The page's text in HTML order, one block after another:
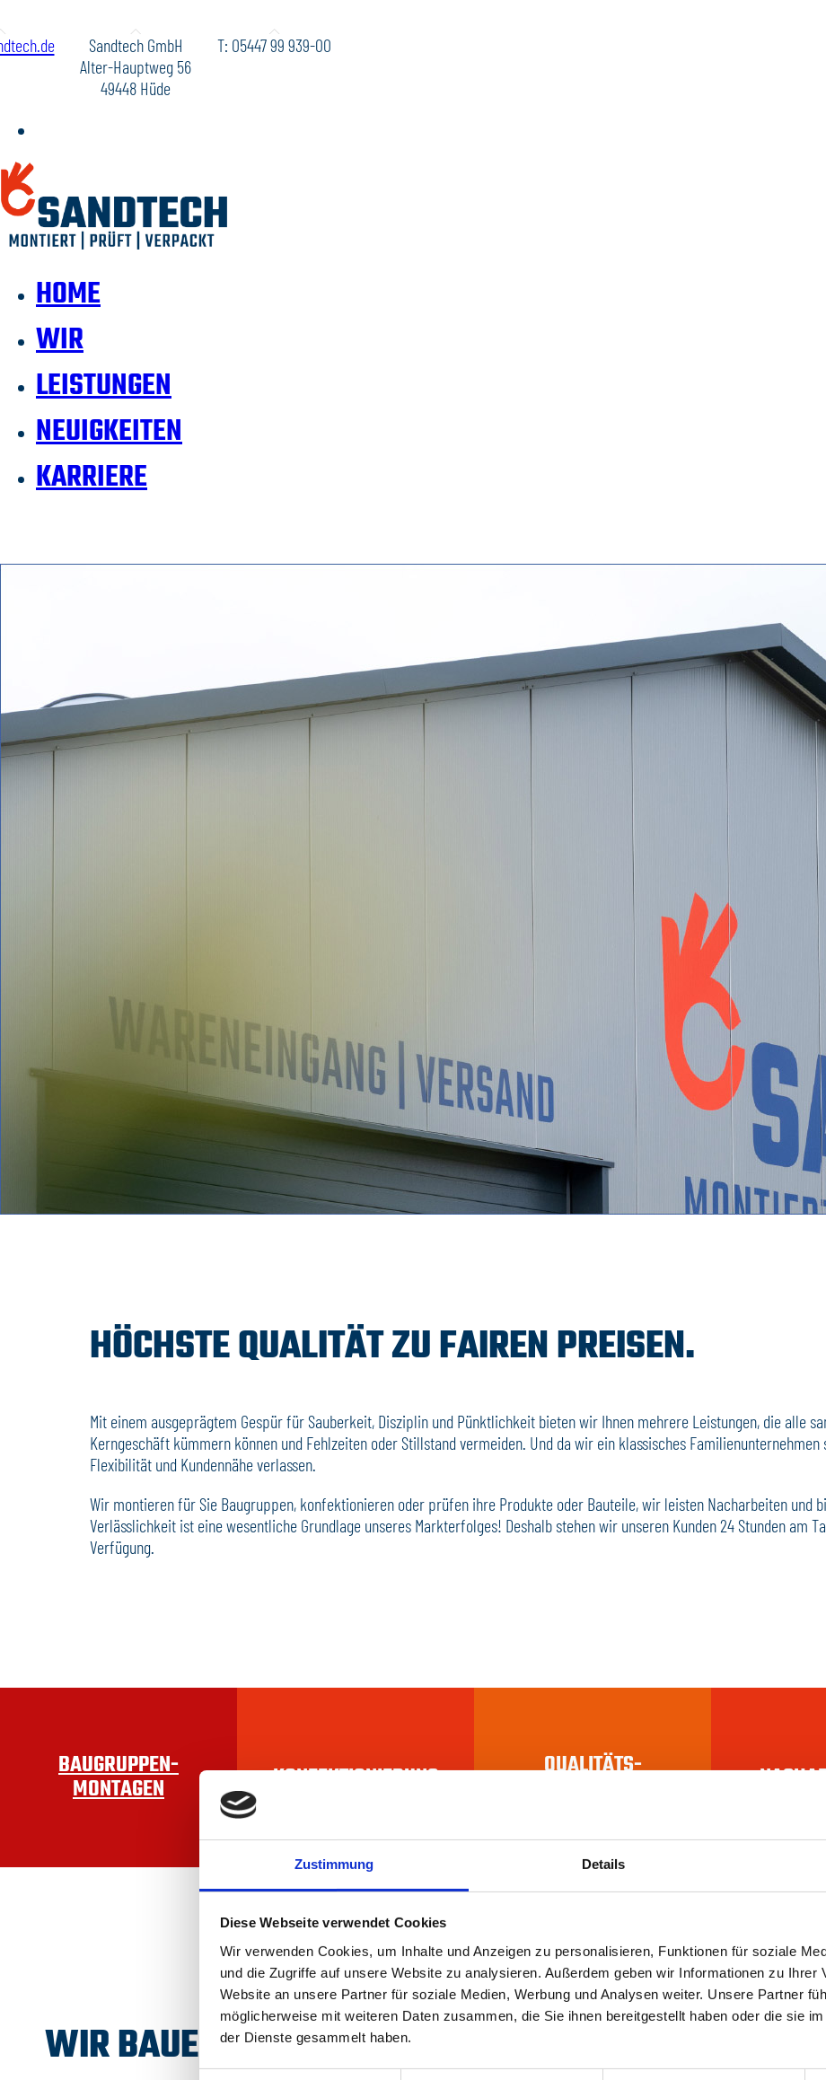
Zustimmung Details
Diese Webseite verwendet Cookies
Wir verwenden Cookies, um Inhalte und Anzeigen zu personalisieren, Funktionen für soziale
und die Zugriffe auf unsere Website zu analysieren. Außerdem geben wir Informationen zu Ihrer
Website an unsere Partner für soziale Medien, Werbung und Analysen weiter. Unsere Partner
möglicherweise mit weiteren Daten zusammen, die Sie ihnen bereitgestellt haben oder die sie
der Dienste gesammelt haben.
Sandtech GmbH
Alter-Hauptweg 56
49448 Hüde
T: 05447 99 939-00
HOME
WIR
LEISTUNGEN
NEUIGKEITEN
KARRIERE
HÖCHSTE QUALITÄT ZU FAIREN PREISEN.
Mit einem ausgeprägtem Gespür für Sauberkeit, Disziplin und Pünktlichkeit bieten wir Ihnen mehrere Leistungen, die alle
Kerngeschäft kümmern können und Fehlzeiten oder Stillstand vermeiden. Und da wir ein klassisches
Flexibilität und Kundennähe verlassen.
Wir montieren für Sie Baugruppen, konfektionieren oder prüfen ihre Produkte oder Bauteile, wir leisten Nacharbeiten und
Verlässlichkeit ist eine wesentliche Grundlage unseres Markterfolges! Deshalb stehen wir unseren Kunden 24 Stunden am
Verfügung.
BAUGRUPPEN­
MONTAGEN KONFEKTIONIERUNG QUALITÄTS­
WIR BAUEN DAS ZUSAMMEN!